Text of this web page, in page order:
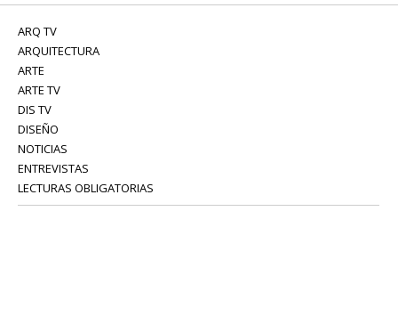
ARQ TV
ARQUITECTURA
ARTE
ARTE TV
DIS TV
DISEÑO
NOTICIAS
ENTREVISTAS
LECTURAS OBLIGATORIAS